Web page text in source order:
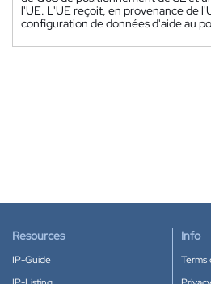
l'UE. L'UE reçoit, en provenance de
configuration de données d'aide au
Resources
IP-Guide
Info
Terms